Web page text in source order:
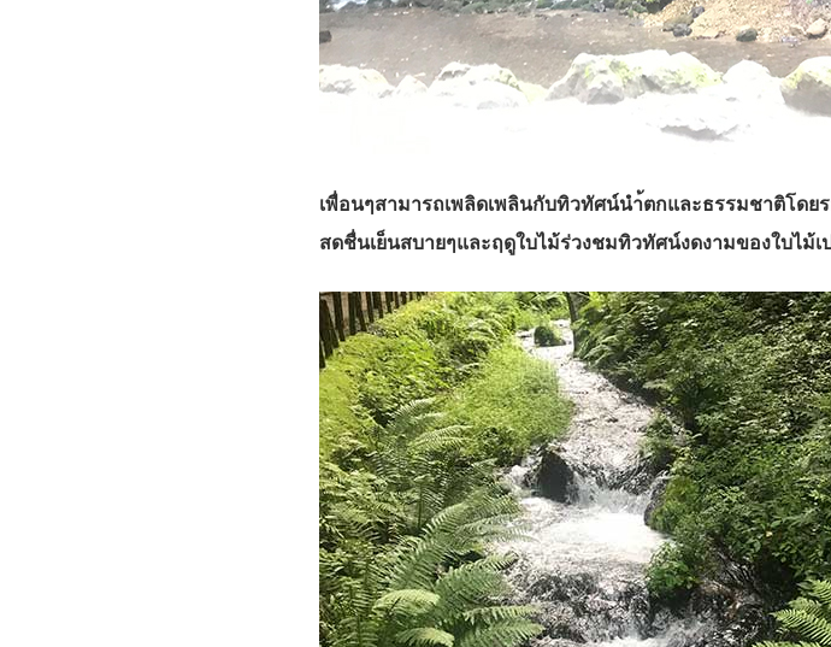
เพื่อนๆสามารถเพลิดเพลินกับทิวทัศน์นำ้ตกและธรรมชาติโด
สดชื่นเย็นสบายๆและฤดูใบไม้ร่วงชมทิวทัศน์งดงามของใบไม้